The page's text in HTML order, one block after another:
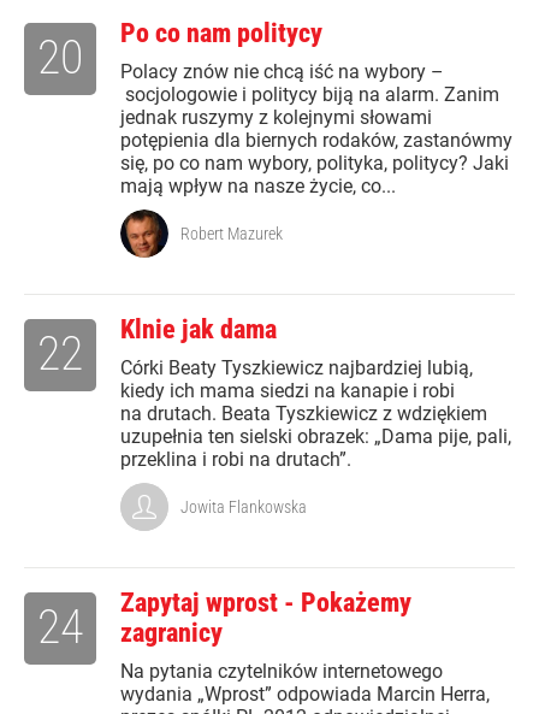
Po co nam politycy
Polacy znów nie chcą iść na wybory –
socjologowie i politycy biją na alarm. Zanim
jednak ruszymy z kolejnymi słowami
potępienia dla biernych rodaków, zastanówmy
się, po co nam wybory, polityka, politycy? Jaki
mają wpływ na nasze życie, co...
20
Robert Mazurek
Klnie jak dama
Córki Beaty Tyszkiewicz najbardziej lubią,
kiedy ich mama siedzi na kanapie i robi
na drutach. Beata Tyszkiewicz z wdziękiem
uzupełnia ten sielski obrazek: „Dama pije, pali,
przeklina i robi na drutach”.
22
Jowita Flankowska
Zapytaj wprost - Pokażemy
zagranicy
Na pytania czytelników internetowego
wydania „Wprost” odpowiada Marcin Herra,
24